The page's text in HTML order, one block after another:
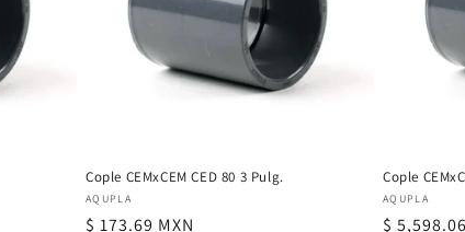
Cople CEMxCEM CED 80 3 Pulg.
Proveedor:
AQUPLA
Precio
$ 173.69 MXN
Cople
Proveedor:
AQUPLA
Precio
$